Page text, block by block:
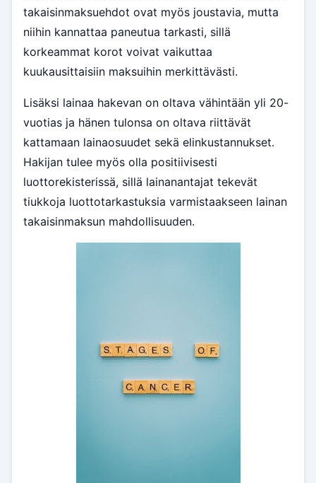
takaisinmaksuehdot ovat myös joustavia, mutta
niihin kannattaa paneutua tarkasti, sillä
korkeammat korot voivat vaikuttaa
kuukausittaisiin maksuihin merkittävästi.
Lisäksi lainaa hakevan on oltava vähintään yli 20-
vuotias ja hänen tulonsa on oltava riittävät
kattamaan lainaosuudet sekä elinkustannukset.
Hakijan tulee myös olla positiivisesti
luottorekisterissä, sillä lainanantajat tekevät
tiukkoja luottotarkastuksia varmistaakseen lainan
takaisinmaksun mahdollisuuden.